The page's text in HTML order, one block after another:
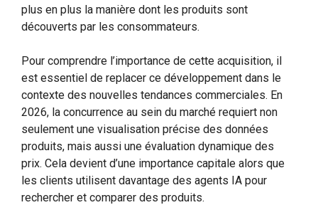
plus en plus la manière dont les produits sont
découverts par les consommateurs.
Pour comprendre l’importance de cette acquisition, il
est essentiel de replacer ce développement dans le
contexte des nouvelles tendances commerciales. En
2026, la concurrence au sein du marché requiert non
seulement une visualisation précise des données
produits, mais aussi une évaluation dynamique des
prix. Cela devient d’une importance capitale alors que
les clients utilisent davantage des agents IA pour
rechercher et comparer des produits.